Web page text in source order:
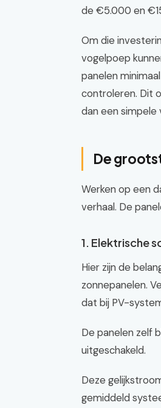
de €5.000 en
Om die
vogelpoep
panelen
controleren. Dit
dan een simpele
De
Werken op een
verhaal. De
1. Elektrische
Hier zijn de
zonnepanelen.
dat bij PV-
De panelen zelf
uitgeschakeld.
Deze
gemiddeld